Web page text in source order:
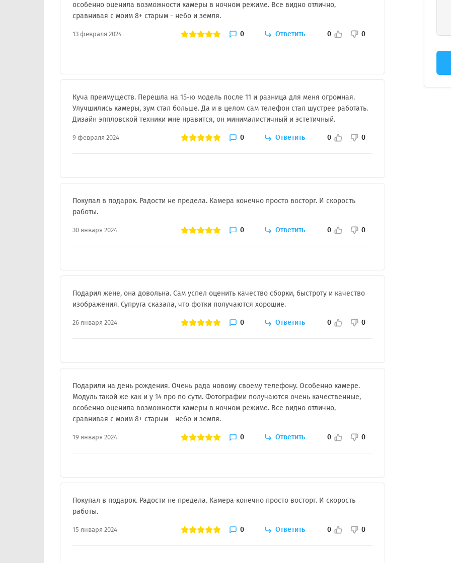
особенно оценила возможности камеры в ночном режиме. Все видно отлично,
сравнивая с моим 8+ старым - небо и земля.
13 февраля 2024 0 Ответить 0 0
Куча преимуществ. Перешла на 15-ю модель после 11 и разница для меня огромная.
Улучшились камеры, зум стал больше. Да и в целом сам телефон стал шустрее работать.
Дизайн эппловской техники мне нравится, он минималистичный и эстетичный.
9 февраля 2024 0 Ответить 0 0
Покупал в подарок. Радости не предела. Камера конечно просто восторг. И скорость
работы.
30 января 2024 0 Ответить 0 0
Подарил жене, она довольна. Сам успел оценить качество сборки, быстроту и качество
изображения. Супруга сказала, что фотки получаются хорошие.
26 января 2024 0 Ответить 0 0
Подарили на день рождения. Очень рада новому своему телефону. Особенно камере.
Модуль такой же как и у 14 про по сути. Фотографии получаются очень качественные,
особенно оценила возможности камеры в ночном режиме. Все видно отлично,
сравнивая с моим 8+ старым - небо и земля.
19 января 2024 0 Ответить 0 0
Покупал в подарок. Радости не предела. Камера конечно просто восторг. И скорость
работы.
15 января 2024 0 Ответить 0 0